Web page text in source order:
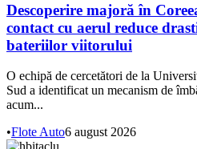
Descoperire majoră în
contact cu aerul reduce
bateriilor viitorului
O echipă de cercetători de la
Sud a identificat un mecanism de
acum...
•Flote Auto6 august 2026